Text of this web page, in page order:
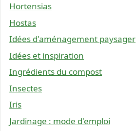
Hortensias
Hostas
Idées d'aménagement paysager
Idées et inspiration
Ingrédients du compost
Insectes
Iris
Jardinage : mode d'emploi